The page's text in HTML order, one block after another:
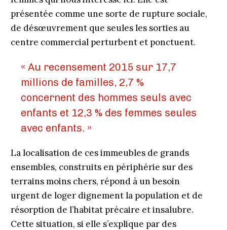
présentée comme une sorte de rupture sociale,
de désœuvrement que seules les sorties au
centre commercial perturbent et ponctuent.
« Au recensement 2015 sur 17,7
millions de familles, 2,7 %
concernent des hommes seuls avec
enfants et 12,3 % des femmes seules
avec enfants. »
La localisation de ces immeubles de grands
ensembles, construits en périphérie sur des
terrains moins chers, répond à un besoin
urgent de loger dignement la population et de
résorption de l’habitat précaire et insalubre.
Cette situation, si elle s’explique par des